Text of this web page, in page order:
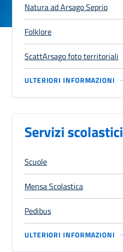
Natura ad Arsago Seprio
Folklore
ScattArsago foto territoriali
ULTERIORI INFORMAZIONI
Servizi scolastici
Scuole
Mensa Scolastica
Pedibus
ULTERIORI INFORMAZIONI